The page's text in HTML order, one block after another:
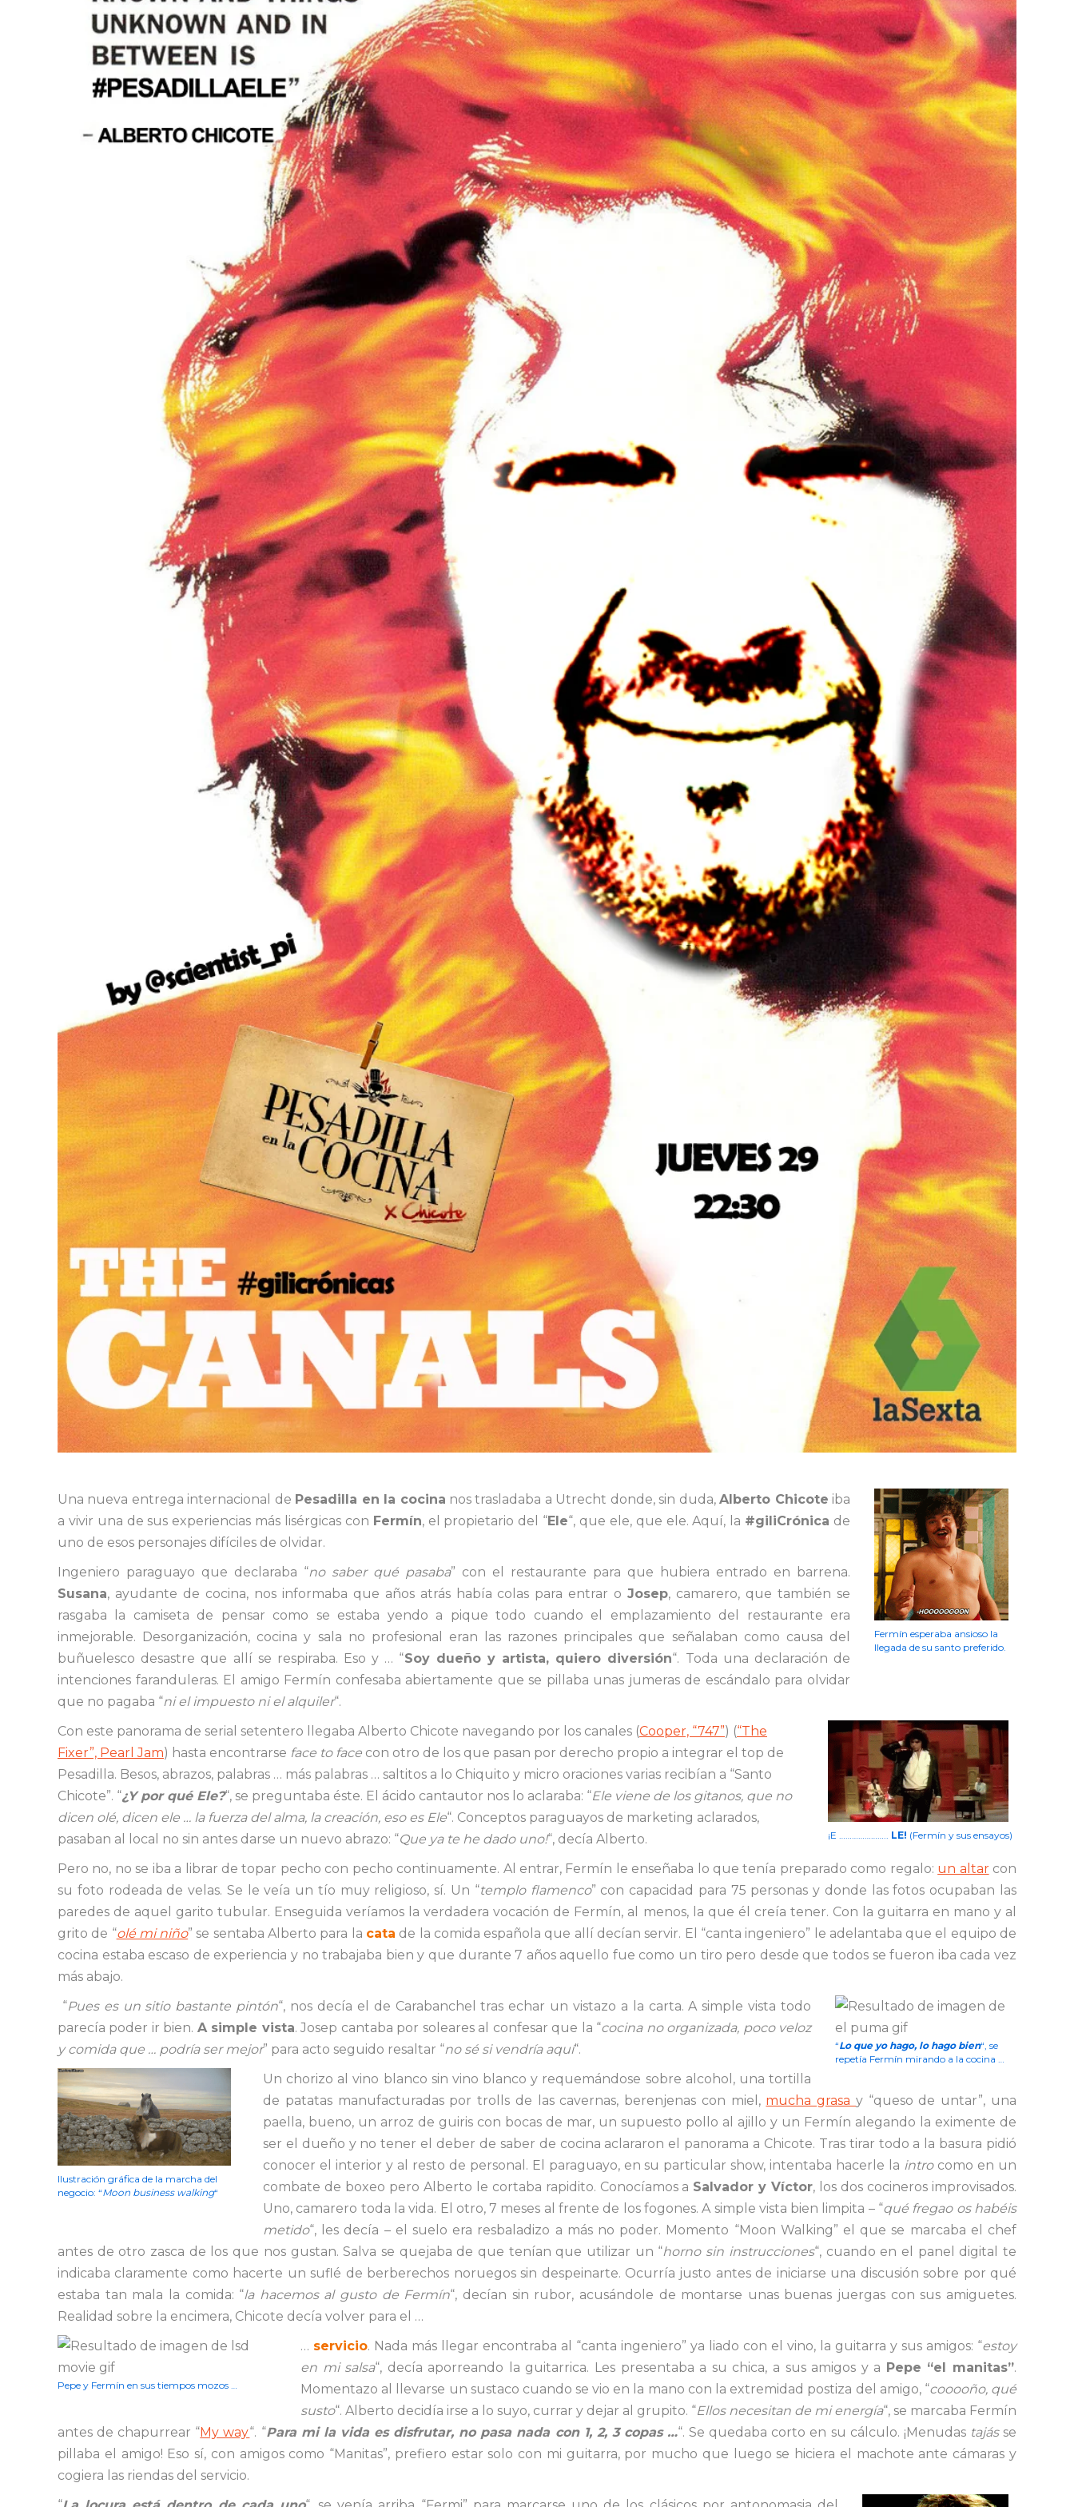
Fermín esperaba ansioso la
llegada de su santo preferido.
Una nueva entrega internacional de Pesadilla en la cocina nos trasladaba a Utrecht donde, sin duda,Alberto Chicote iba
a vivir una de sus experiencias más lisérgicas con Fermín, el propietario del “Ele“, que ele, que ele. Aquí, la #giliCrónica de
uno de esos personajes difíciles de olvidar.
Ingeniero paraguayo que declaraba “no saber qué pasaba” con el restaurante para que hubiera entrado en barrena.
Susana, ayudante de cocina, nos informaba que años atrás había colas para entrar oJosep, camarero, que también se
rasgaba la camiseta de pensar como se estaba yendo a pique todo cuando el emplazamiento del restaurante era
inmejorable. Desorganización, cocina y sala no profesional eran las razones principales que señalaban como causa del
buñuelesco desastre que allí se respiraba. Eso y … “Soy dueño y artista, quiero diversión“. Toda una declaración de
intenciones faranduleras. El amigo Fermín confesaba abiertamente que se pillaba unas jumeras de escándalo para olvidar
que no pagaba “ni el impuesto ni el alquiler“.
¡E ………………….. LE! (Fermín y sus ensayos)
Con este panorama de serial setentero llegaba Alberto Chicote navegando por los canales (Cooper, “747”) (“The
Fixer”, Pearl Jam) hasta encontrarse face to face con otro de los que pasan por derecho propio a integrar el top de
Pesadilla. Besos, abrazos, palabras … más palabras … saltitos a lo Chiquito y micro oraciones varias recibían a “Santo
Chicote”. “¿Y por qué Ele?“, se preguntaba éste. El ácido cantautor nos lo aclaraba: “Ele viene de los gitanos, que no
dicen olé, dicen ele … la fuerza del alma, la creación, eso es Ele“. Conceptos paraguayos de marketing aclarados,
pasaban al local no sin antes darse un nuevo abrazo: “Que ya te he dado uno!“, decía Alberto.
Pero no, no se iba a librar de topar pecho con pecho continuamente. Al entrar, Fermín le enseñaba lo que tenía preparado como regalo: un altarcon
su foto rodeada de velas. Se le veía un tío muy religioso, sí. Un “templo flamenco” con capacidad para 75 personas y donde las fotos ocupaban las
paredes de aquel garito tubular. Enseguida veríamos la verdadera vocación de Fermín, al menos, la que él creía tener. Con la guitarra en mano y al
grito de “olé mi niño” se sentaba Alberto para la cata de la comida española que allí decían servir. El “canta ingeniero” le adelantaba que el equipo de
cocina estaba escaso de experiencia y no trabajaba bien y que durante 7 años aquello fue como un tiro pero desde que todos se fueron iba cada vez
más abajo.
“Lo que yo hago, lo hago bien“, se
repetía Fermín mirando a la cocina …
“Pues es un sitio bastante pintón“, nos decía el de Carabanchel tras echar un vistazo a la carta. A simple vista todo
parecía poder ir bien. A simple vista. Josep cantaba por soleares al confesar que la “cocina no organizada, poco veloz
y comida que … podría ser mejor” para acto seguido resaltar “no sé si vendría aquí“.
Ilustración gráfica de la marcha del
negocio: “Moon business walking“
Un chorizo al vino blanco sin vino blanco y requemándose sobre alcohol, una tortilla
de patatas manufacturadas por trolls de las cavernas, berenjenas con miel, mucha grasa y “queso de untar”, una
paella, bueno, un arroz de guiris con bocas de mar, un supuesto pollo al ajillo y un Fermín alegando la eximente de
ser el dueño y no tener el deber de saber de cocina aclararon el panorama a Chicote. Tras tirar todo a la basura pidió
conocer el interior y al resto de personal. El paraguayo, en su particular show, intentaba hacerle la introcomo en un
combate de boxeo pero Alberto le cortaba rapidito. Conocíamos a Salvador y Víctor, los dos cocineros improvisados.
Uno, camarero toda la vida. El otro, 7 meses al frente de los fogones. A simple vista bien limpita – “qué fregao os habéis
metido“, les decía – el suelo era resbaladizo a más no poder. Momento “Moon Walking” el que se marcaba el chef
antes de otro zasca de los que nos gustan. Salva se quejaba de que tenían que utilizar un “horno sin instrucciones“, cuando en el panel digital te
indicaba claramente como hacerte un suflé de berberechos noruegos sin despeinarte. Ocurría justo antes de iniciarse una discusión sobre por qué
estaba tan mala la comida: “la hacemos al gusto de Fermín“, decían sin rubor, acusándole de montarse unas buenas juergas con sus amiguetes.
Realidad sobre la encimera, Chicote decía volver para el …
Pepe y Fermín en sus tiempos mozos …
… servicio. Nada más llegar encontraba al “canta ingeniero” ya liado con el vino, la guitarra y sus amigos: “estoy
en mi salsa“, decía aporreando la guitarrica. Les presentaba a su chica, a sus amigos y a Pepe “el manitas”.
Momentazo al llevarse un sustaco cuando se vio en la mano con la extremidad postiza del amigo, “cooooño, qué
susto“. Alberto decidía irse a lo suyo, currar y dejar al grupito. “Ellos necesitan de mi energía“, se marcaba Fermín
antes de chapurrear “My way“. “Para mi la vida es disfrutar, no pasa nada con 1, 2, 3 copas …“. Se quedaba corto en su cálculo. ¡Menudas tajásse
pillaba el amigo! Eso sí, con amigos como “Manitas”, prefiero estar solo con mi guitarra, por mucho que luego se hiciera el machote ante cámaras y
cogiera las riendas del servicio.